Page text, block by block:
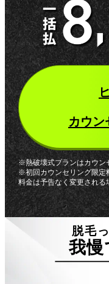
カウン
※熱破壊式プランはカウン
※初回カウンセリング限
料金は予告なく変更される
脱毛
我